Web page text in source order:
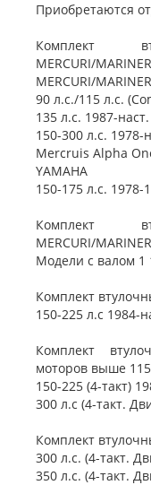
Приобретаются
Комплект
MERCURI/
MERCURI/
90 л.с./115 л.с.
135 л.с. 1987-
150-300 л.с. 1978-
Mercruis Alpha
YAMAHA
150-175 л.с. 1978-
Комплект
MERCURI/
Модели с валом 1
Комплект
150-225 л.с 1984-
Комплект
моторов выше 115
150-225 (4-такт)
300 л.с (4-такт.
Комплект
300 л.с. (4-такт.
350 л.с. (4-такт.